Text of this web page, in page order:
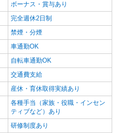
ボーナス・賞与あり
完全週休2日制
禁煙・分煙
車通勤OK
自転車通勤OK
交通費支給
産休・育休取得実績あり
各種手当（家族・役職・インセン
ティブなど）あり
研修制度あり